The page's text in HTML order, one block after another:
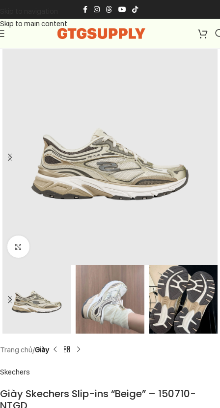
Skip to main content
Click to enlarge
Trang chủ Giày
Skechers
Giày Skechers Slip-ins “Beige” – 150710-